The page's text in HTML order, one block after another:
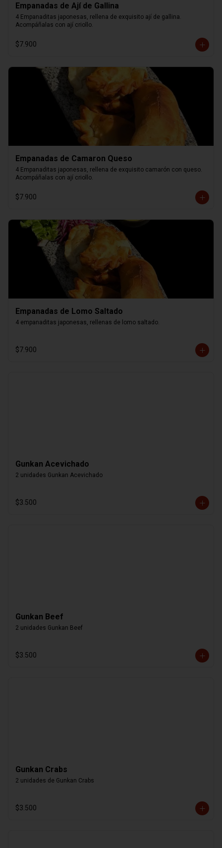
Empanadas de Ají de Gallina
4 Empanaditas japonesas, rellena de exquisito ají de gallina.
Acompáñalas con ají criollo.
$7.900
Empanadas de Camaron Queso
4 Empanaditas japonesas, rellena de exquisito camarón con queso.
Acompáñalas con ají criollo.
$7.900
Empanadas de Lomo Saltado
4 empanaditas japonesas, rellenas de lomo saltado.
$7.900
Gunkan Acevichado
2 unidades Gunkan Acevichado
$3.500
Gunkan Beef
2 unidades Gunkan Beef
$3.500
Gunkan Crabs
2 unidades de Gunkan Crabs
$3.500